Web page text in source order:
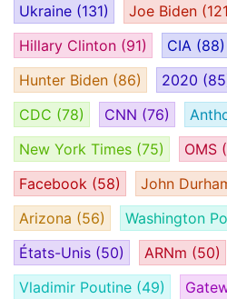
Ukraine (131) Joe Biden
Hillary Clinton (91) CIA (88)
Hunter Biden (86) 2020
CDC (78) CNN (76)
New York Times (75) OMS
Facebook (58) John
Arizona (56) Washington
États-Unis (50) ARNm (50)
Vladimir Poutine (49)